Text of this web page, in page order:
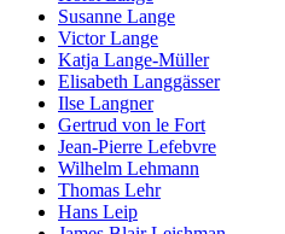
Susanne Lange
Victor Lange
Katja Lange-Müller
Elisabeth Langgässer
Ilse Langner
Gertrud von le Fort
Jean-Pierre Lefebvre
Wilhelm Lehmann
Thomas Lehr
Hans Leip